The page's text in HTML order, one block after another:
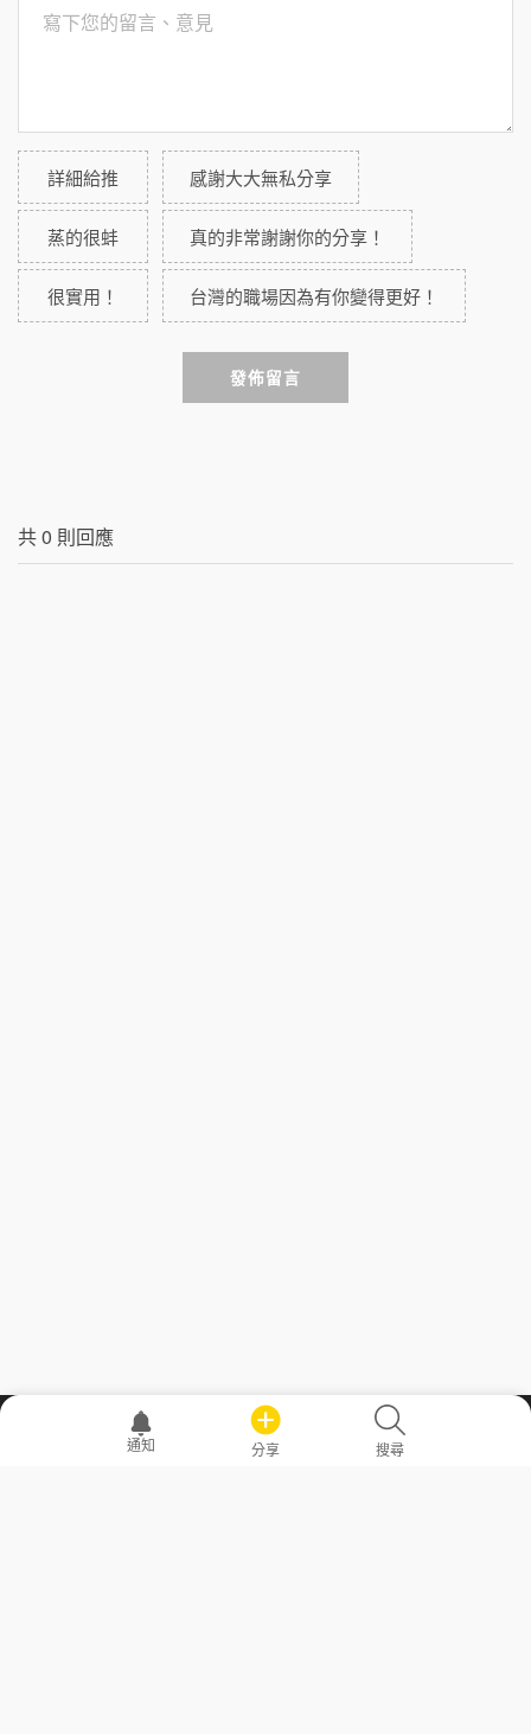
詳細給推 感謝大大無私分享
蒸的很蚌 真的非常謝謝你的分享！
很實用！ 台灣的職場因為有你變得更好！
發佈留言
共0 則回應
職場透明化運動
通知 分享 搜尋